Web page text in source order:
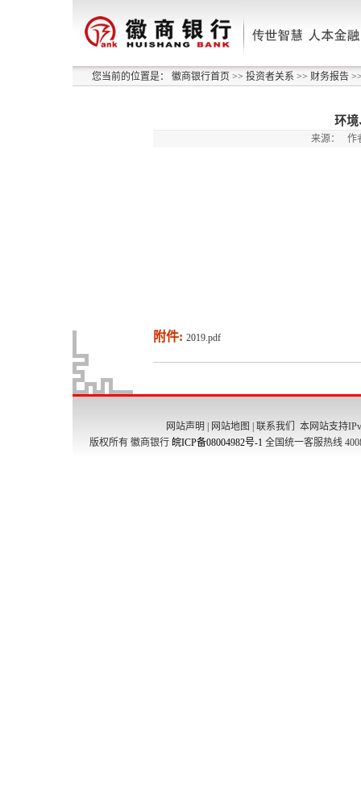
您当前的位置是： 徽商银行首页 >> 投资者关系 >> 财务报告
环境
来源： 作
附件: 2019.pdf
网站声明 网站地图 联系我们
本网站支持
版权所有 徽商银行 皖ICP备08004982号-1 全国统一客服热线